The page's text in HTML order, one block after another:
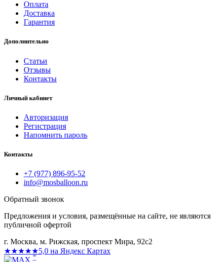
Оплата
Доставка
Гарантия
Дополнительно
Статьи
Отзывы
Контакты
Личный кабинет
Авторизация
Регистрация
Напомнить пароль
Контакты
+7 (977) 896-95-52
info@mosballoon.ru
Обратный звонок
Предложения и условия, размещённые на сайте, не являются
публичной офертой
г. Москва, м. Рижская, проспект Мира, 92с2
★★★★★5,0 на Яндекс Картах
*